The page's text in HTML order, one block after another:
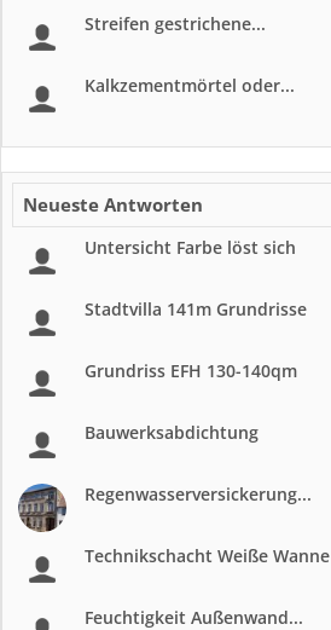
Streifen gestrichene...
Kalkzementmörtel oder...
Neueste Antworten
Untersicht Farbe löst sich
Stadtvilla 141m Grundrisse
Grundriss EFH 130-140qm
Bauwerksabdichtung
Regenwasserversickerung...
Technikschacht Weiße Wanne
Feuchtigkeit Außenwand...